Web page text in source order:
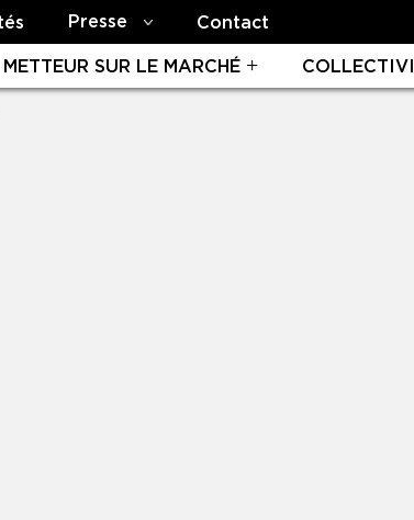
Presse Contact
METTEUR SUR LE MARCHÉ